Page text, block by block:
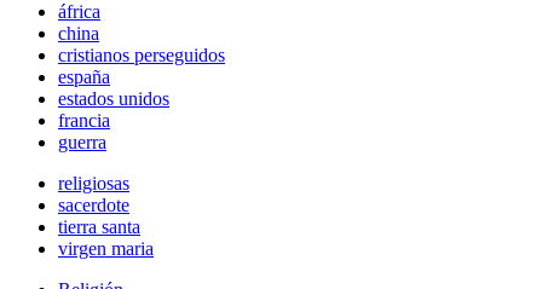
áfrica
china
cristianos perseguidos
españa
estados unidos
francia
guerra
religiosas
sacerdote
tierra santa
virgen maria